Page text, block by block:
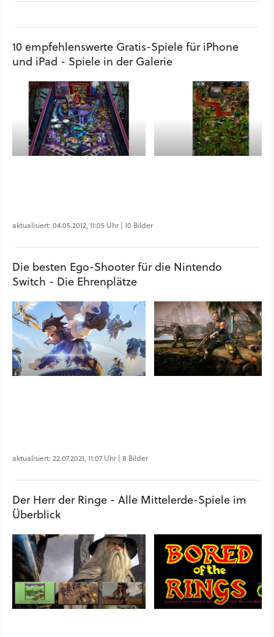
10 empfehlenswerte Gratis-Spiele für iPhone
und iPad - Spiele in der Galerie
aktualisiert: 04.05.2012, 11:05 Uhr | 10 Bilder
Die besten Ego-Shooter für die Nintendo
Switch - Die Ehrenplätze
aktualisiert: 22.07.2021, 11:07 Uhr | 8 Bilder
Der Herr der Ringe - Alle Mittelerde-Spiele im
Überblick